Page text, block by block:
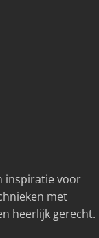
inspiratie voor
met
heerlijk gerecht.